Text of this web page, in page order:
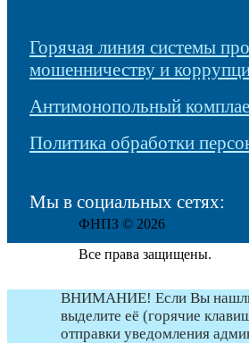
Горячая линия системы
мошенничеству и
Антимонопольный
Политика обработки
Мы в социальных сетях:
ФНПЗ © 2026
Все права защищены.
ВНИМАНИЕ! Если Вы нашли
выделите её (горячие
отправки уведомления